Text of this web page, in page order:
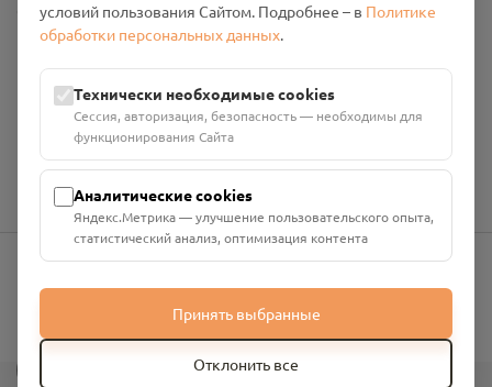
Общество с ограниченной ответственностью «Смоленский
Проект Помним»
Юридический адрес: 216790, Смоленская область, р-н
Руднянский, г. Рудня, улица Западная, д. 26А, пом. 18
Номер счёта: 40702810901130004287 в АО "АЛЬФА-БАНК"
Кор. счёт: 30101810200000000593
info@pomnim.online
условий пользования Сайтом. Подробнее – в Политике
обработки персональных данных.
Технически необходимые cookies
Сессия, авторизация, безопасность — необходимы для
функционирования Сайта
Аналитические cookies
Яндекс.Метрика — улучшение пользовательского опыта,
статистический анализ, оптимизация контента
Принять выбранные
Отклонить все